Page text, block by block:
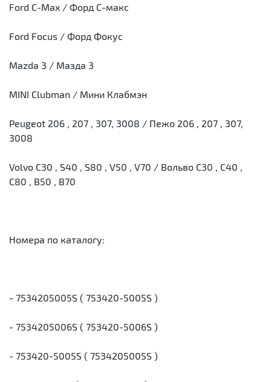
Ford C-Max / Форд С-макс
Ford Focus / Форд Фокус
Mazda 3 / Мазда 3
MINI Clubman / Мини Клабмэн
Peugeot 206 , 207 , 307, 3008 / Пежо 206 , 207 , 307,
3008
Volvo C30 , S40 , S80 , V50 , V70 / Вольво С30 , С40 ,
С80 , В50 , В70
Номера по каталогу:
- 7534205005S ( 753420-5005S )
- 7534205006S ( 753420-5006S )
- 753420-5005S ( 7534205005S )